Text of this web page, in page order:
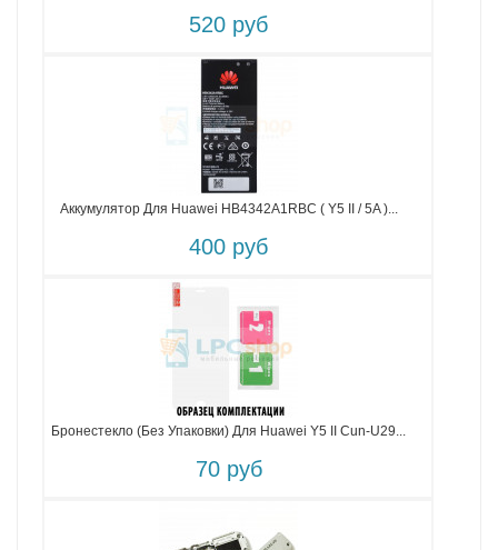
520 руб
Аккумулятор Для Huawei HB4342A1RBC ( Y5 II / 5A )...
400 руб
Бронестекло (без Упаковки) Для Huawei Y5 II Cun-U29...
70 руб